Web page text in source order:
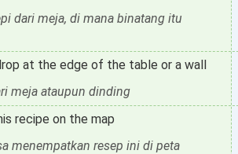
dari meja, di mana binatang itu
at the edge of the table or a wall
meja ataupun dinding
recipe on the map
menempatkan resep ini di peta